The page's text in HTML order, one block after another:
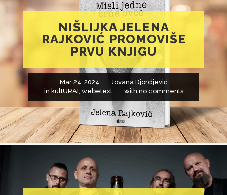
NIŠLIJKA JELENA
RAJKOVIĆ PROMOVIŠE
PRVU KNJIGU
Mar 24, 2024
Jovana Djordjević
in:kultURA! webetext with no comments